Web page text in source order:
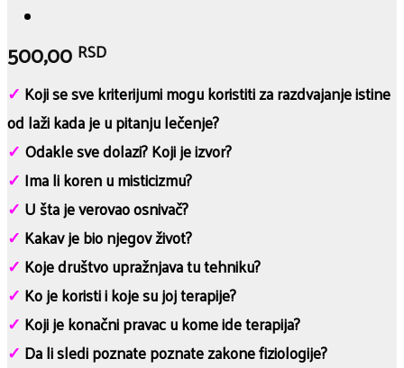
500,00 RSD
✓ Koji se sve kriterijumi mogu koristiti za razdvajanje istine
od laži kada je u pitanju lečenje?
✓ Odakle sve dolazi? Koji je izvor?
✓ Ima li koren u misticizmu?
✓ U šta je verovao osnivač?
✓ Kakav je bio njegov život?
✓ Koje društvo upražnjava tu tehniku?
✓ Ko je koristi i koje su joj terapije?
✓ Koji je konačni pravac u kome ide terapija?
✓ Da li sledi poznate poznate zakone fiziologije?